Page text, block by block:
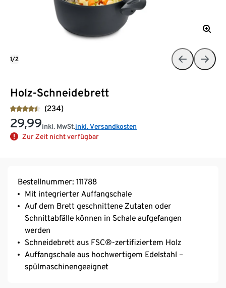
Holz-Schneidebrett
(234)
29,99inkl. MwSt.inkl. Versandkosten
Zur Zeit nicht verfügbar
1/2
Bestellnummer: 111788
Mit integrierter Auffangschale
Auf dem Brett geschnittene Zutaten oder
Schnittabfälle können in Schale aufgefangen
werden
Schneidebrett aus FSC®-zertifiziertem Holz
Auffangschale aus hochwertigem Edelstahl –
spülmaschinengeeignet